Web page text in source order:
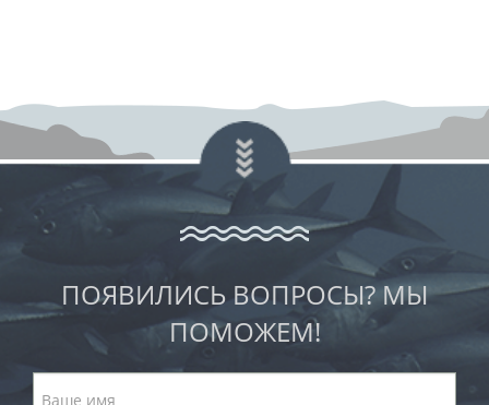
ПОЯВИЛИСЬ ВОПРОСЫ? МЫ
ПОМОЖЕМ!